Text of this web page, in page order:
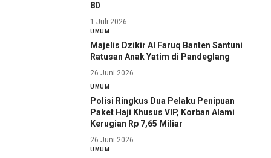
80
1 Juli 2026
UMUM
Majelis Dzikir Al Faruq Banten Santuni
Ratusan Anak Yatim di Pandeglang
26 Juni 2026
UMUM
Polisi Ringkus Dua Pelaku Penipuan
Paket Haji Khusus VIP, Korban Alami
Kerugian Rp 7,65 Miliar
26 Juni 2026
UMUM